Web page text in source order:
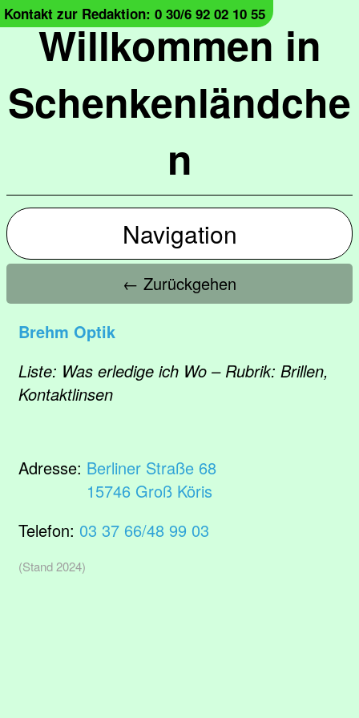
Willkommen in
Schenkenländche
n
Kontakt zur Redaktion: 0 30/6 92 02 10 55
Navigation
← Zurückgehen
Brehm Optik
Liste: Was erledige ich Wo – Rubrik: Brillen,
Kontaktlinsen
Adresse: Berliner Straße 68
15746 Groß Köris
Telefon: 03 37 66/48 99 03
(Stand 2024)